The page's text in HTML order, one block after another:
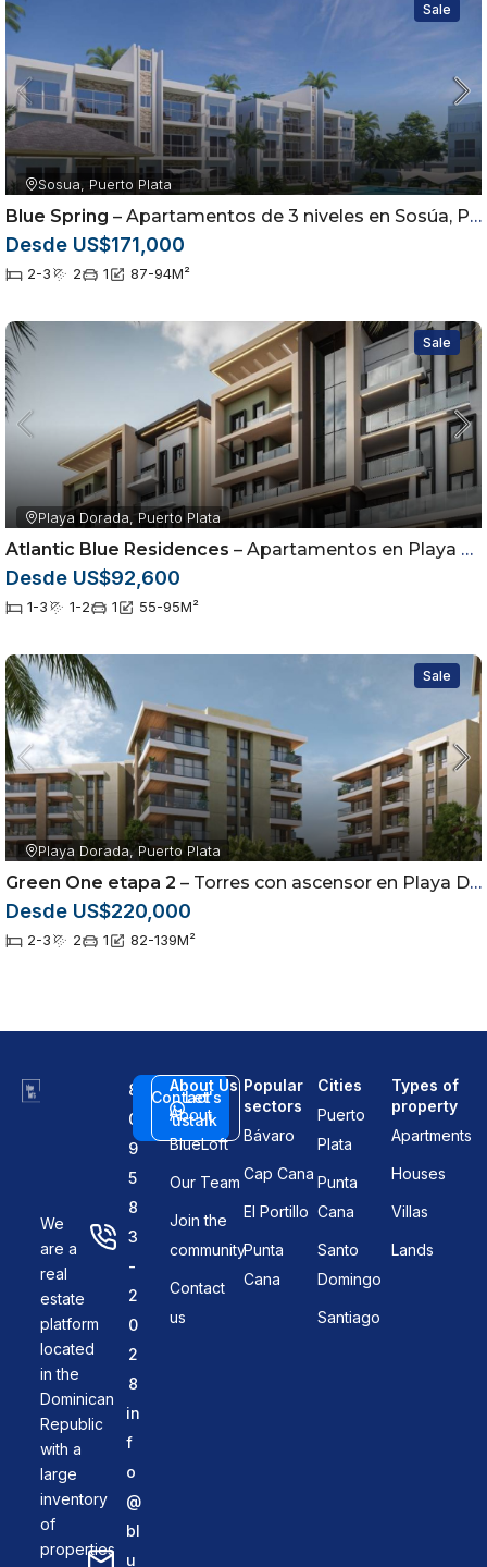
Sale
Sosua, Puerto Plata
Blue Spring – Apartamentos de 3 niveles en Sosúa, Puerto Plata
Desde US$171,000
2-3 2 1 87-94M²
Sale
Playa Dorada, Puerto Plata
Atlantic Blue Residences – Apartamentos en Playa Dorada, Puerto Plata.
Desde US$92,600
1-3 1-2 1 55-95M²
Sale
Playa Dorada, Puerto Plata
Green One etapa 2 – Torres con ascensor en Playa Dorada, Puerto Plata
Desde US$220,000
2-3 2 1 82-139M²
We
are a
real
estate
platform
located
in the
Dominican
Republic
with a
large
inventory
of
properties
8
0
9
5
8
3
-
2
0
2
8
in
f
o
@
bl
u
Contact
us
Let's
talk
About Us
About
BlueLoft
Our Team
Join the
community
Contact
us
Popular
sectors
Bávaro
Cap Cana
El Portillo
Punta
Cana
Cities
Puerto
Plata
Punta
Cana
Santo
Domingo
Santiago
Types of
property
Apartments
Houses
Villas
Lands